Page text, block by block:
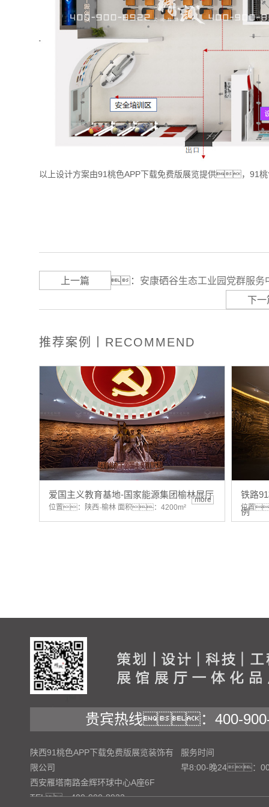
以上设计方案由91桃色APP下载免费版展览提供，91桃
上一篇 ： 安康硒谷生态工业园党群服务
下
推荐案例丨RECOMMEND
爱国主义教育基地-国家能源集团榆林展厅
位置：陕西·榆林 面积：4200m²
more
铁路
例
位置
贵宾热线：400-
陕西91桃色APP下载免费版展览装饰有
限公司
西安雁塔南路金辉环球中心A座6F
TEL：400-900-8922
服务时间
早8:00-晚24：